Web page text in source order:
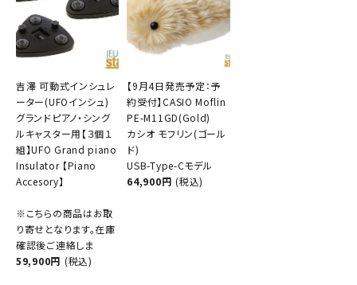
吉澤 可動式インシュレ
ーター(UFOインシュ)
グランドピアノ・シング
ルキャスター用【３個１
組】UFO Grand piano
Insulator 【Piano
Accesory】
※こちらの商品はお取
り寄せとなります。在庫
確認後ご連絡しま
59,900円 (税込)
【9月4日発売予定：予
約受付】CASIO Moflin
PE-M11GD(Gold)
カシオ モフリン(ゴール
ド)
USB-Type-Cモデル
64,900円 (税込)